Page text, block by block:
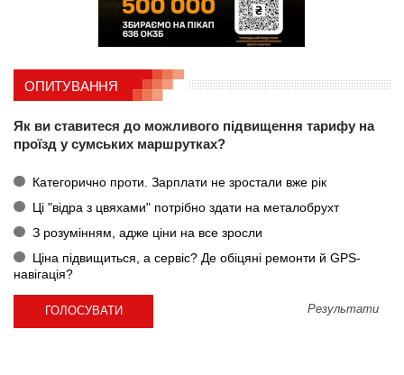
ОПИТУВАННЯ
Як ви ставитеся до можливого підвищення тарифу на
проїзд у сумських маршрутках?
Категорично проти. Зарплати не зростали вже рік
Ці "відра з цвяхами" потрібно здати на металобрухт
З розумінням, адже ціни на все зросли
Ціна підвищиться, а сервіс? Де обіцяні ремонти й GPS-
навігація?
Результати